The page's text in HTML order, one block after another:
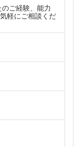
ご経験、能力
軽にご相談くだ